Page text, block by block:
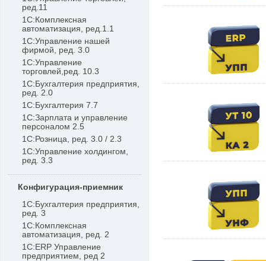
ред.11
1С:Комплексная
автоматизация, ред.1.1
1С:Управление нашей
фирмой, ред. 3.0
1С:Управление
торговлей,ред. 10.3
1С:Бухгалтерия предприятия,
ред. 2.0
1С:Бухгалтерия 7.7
1С:Зарплата и управление
персоналом 2.5
1С:Розница, ред. 3.0 / 2.3
1С:Управление холдингом,
ред. 3.3
Конфигурация-приемник
1С:Бухгалтерия предприятия,
ред. 3
1С:Комплексная
автоматизация, ред. 2
1С:ERP Управление
предприятием, ред 2